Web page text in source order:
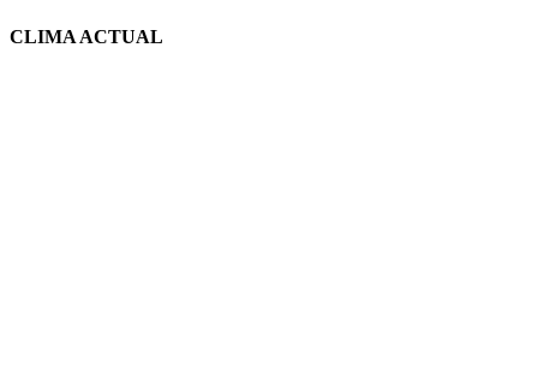
CLIMA ACTUAL